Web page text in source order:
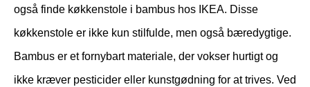
også finde køkkenstole i bambus hos IKEA. Disse
køkkenstole er ikke kun stilfulde, men også bæredygtige.
Bambus er et fornybart materiale, der vokser hurtigt og
ikke kræver pesticider eller kunstgødning for at trives. Ved